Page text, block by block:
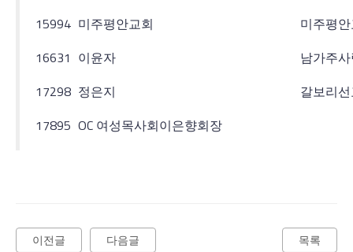
15994 미주평안교회
미주평
16631 이윤자
남가주
17298 정은지
갈보리
17895 OC 여성목사회이은향회장
다음글
이전글 목록